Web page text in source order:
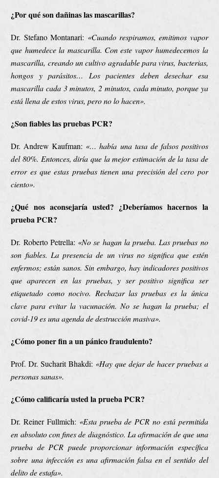
¿Por qué son dañinas las mascarillas?
Dr. Stefano Montanari: «Cuando respiramos, emitimos vapor
que humedece la mascarilla. Con este vapor humedecemos la
mascarilla, creando un cultivo agradable para virus, bacterias,
hongos y parásitos… Los pacientes deben desechar esa
mascarilla cada 3 minutos, 2 minutos, cada minuto, porque ya
está llena de estos virus, pero no lo hacen».
¿Son fiables las pruebas PCR?
Dr. Andrew Kaufman: «… había una tasa de falsos positivos
del 80%. Entonces, diría que la mejor estimación de la tasa de
error es que estas pruebas tienen una precisión del cero por
ciento».
¿Qué nos aconsejaría usted? ¿Deberíamos hacernos la
prueba PCR?
Dr. Roberto Petrella: «No se hagan la prueba. Las pruebas no
son fiables. La presencia de un virus no significa que estén
enfermos; están sanos. Sin embargo, hay indicadores positivos
que aparecen en las pruebas, y ser positivo significa ser
etiquetado como nocivo. Rechazar las pruebas es la única
clave para evitar la vacunación. No se hagan la prueba; el
covid-19 es una agenda de destrucción masiva».
¿Cómo poner fin a un pánico fraudulento?
Prof. Dr. Sucharit Bhakdi: «Hay que dejar de hacer pruebas a
personas sanas».
¿Cómo calificaría usted la prueba PCR?
Dr. Reiner Fullmich: «Esta prueba de PCR no está permitida
en absoluto con fines de diagnóstico. La afirmación de que una
prueba de PCR puede proporcionar información específica
sobre una infección es una afirmación falsa en el sentido del
delito de estafa».